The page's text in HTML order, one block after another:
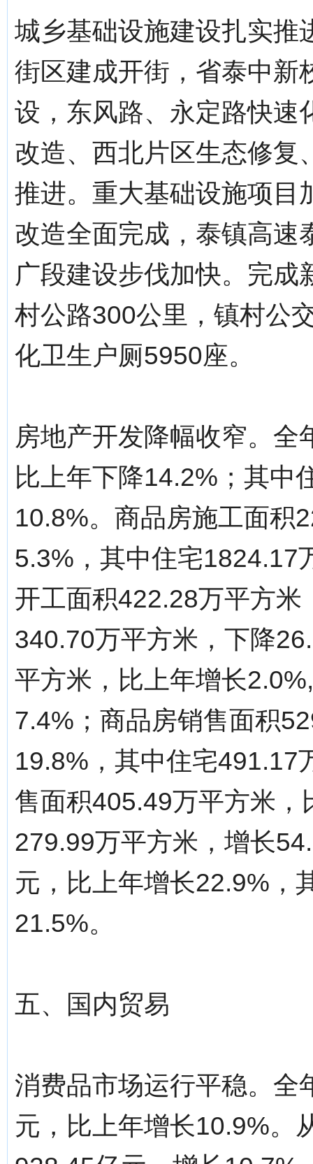
城乡基础设施建设扎实推
街区建成开街，省泰中新
设，东风路、永定路快速
改造、西北片区生态修复
推进。重大基础设施项目
改造全面完成，泰镇高速
广段建设步伐加快。完成
村公路300公里，镇村公
化卫生户厕5950座。
房地产开发降幅收窄。
比上年下降14.2%；其中
10.8%。商品房施工面积
5.3%，其中住宅1824.17
开工面积422.28万平方
340.70万平方米，下降
平方米，比上年增长
7.4%；商品房销售面积
19.8%，其中住宅491.17
售面积405.49万平方米
279.99万平方米，增长
元，比上年增长22.9%，
21.5%。
五、国内贸易
消费品市场运行平稳。全
元，比上年增长10.9%。